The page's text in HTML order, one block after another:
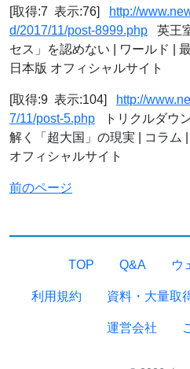
[取得:7 表示:76]
http://
d/2017/11/post-8999.php 英王
セス」を認めない | ワールド |
日本版 オフィシャルサイト
[取得:9 表示:104]
http://
7/11/post-5.php トリクルダウ
解く「超大国」の現実 | コラム
オフィシャルサイト
前のページ
TOP Q&A ウ
利用規約 資料・大量取
運営会社